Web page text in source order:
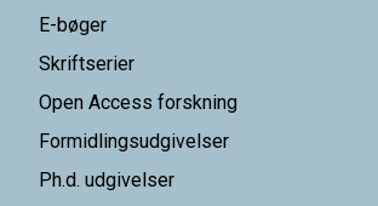
E-bøger
Skriftserier
Open Access forskning
Formidlingsudgivelser
Ph.d. udgivelser